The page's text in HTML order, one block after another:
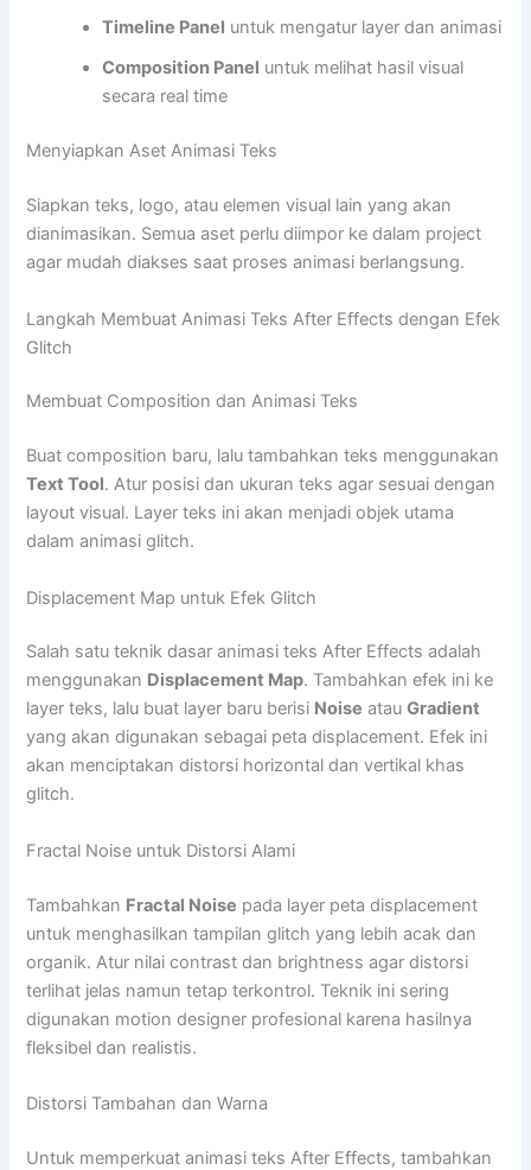
Timeline Panel untuk mengatur layer dan animasi
Composition Panel untuk melihat hasil visual
secara real time
Menyiapkan Aset Animasi Teks
Siapkan teks, logo, atau elemen visual lain yang akan
dianimasikan. Semua aset perlu diimpor ke dalam project
agar mudah diakses saat proses animasi berlangsung.
Langkah Membuat Animasi Teks After Effects dengan Efek
Glitch
Membuat Composition dan Animasi Teks
Buat composition baru, lalu tambahkan teks menggunakan
Text Tool. Atur posisi dan ukuran teks agar sesuai dengan
layout visual. Layer teks ini akan menjadi objek utama
dalam animasi glitch.
Displacement Map untuk Efek Glitch
Salah satu teknik dasar animasi teks After Effects adalah
menggunakan Displacement Map. Tambahkan efek ini ke
layer teks, lalu buat layer baru berisi Noise atauGradient
yang akan digunakan sebagai peta displacement. Efek ini
akan menciptakan distorsi horizontal dan vertikal khas
glitch.
Fractal Noise untuk Distorsi Alami
Tambahkan Fractal Noise pada layer peta displacement
untuk menghasilkan tampilan glitch yang lebih acak dan
organik. Atur nilai contrast dan brightness agar distorsi
terlihat jelas namun tetap terkontrol. Teknik ini sering
digunakan motion designer profesional karena hasilnya
fleksibel dan realistis.
Distorsi Tambahan dan Warna
Untuk memperkuat animasi teks After Effects, tambahkan